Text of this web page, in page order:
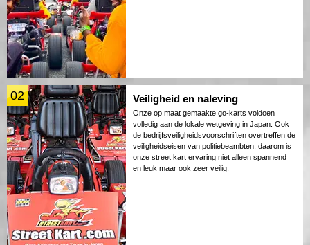
02 Veiligheid en naleving
Onze op maat gemaakte go-karts voldoen
volledig aan de lokale wetgeving in Japan. Ook
de bedrijfsveiligheidsvoorschriften overtreffen de
veiligheidseisen van politiebeambten, daarom is
onze street kart ervaring niet alleen spannend
en leuk maar ook zeer veilig.